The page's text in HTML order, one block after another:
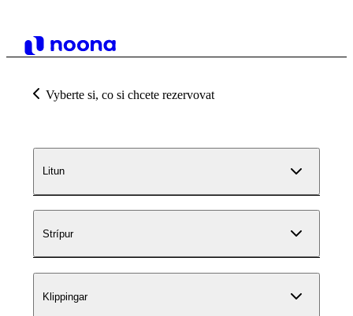
Vyberte si, co si chcete rezervovat
Litun
Strípur
Klippingar